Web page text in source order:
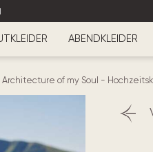
ABENDKLEIDER
of my Soul -